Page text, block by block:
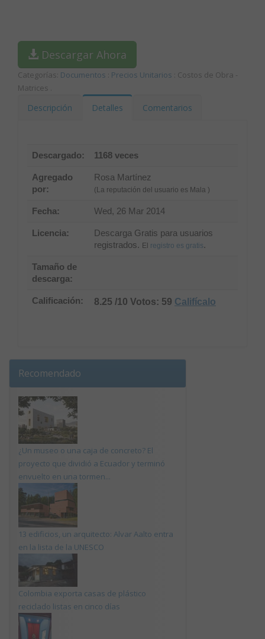
Descargar Ahora
Categorías: Documentos Precios Unitarios : Costos de Obra -
Matrices
Descripción Detalles Comentarios
Descargado: 1168 veces
Agregado
por:
Rosa Martínez
(La reputación del usuario es Mala )
Fecha: Wed, 26 Mar 2014
Licencia:
Descarga Gratis para usuarios
registrados. El registro es gratis.
Tamaño de
descarga:
Calificación: 8.25 /10 Votos: 59 Califícalo
Recomendado
¿Un museo o una caja de concreto? El
proyecto que dividió a Ecuador y terminó
envuelto en una tormen...
13 edificios, un arquitecto: Alvar Aalto entra
en la lista de la UNESCO
Colombia exporta casas de plástico
reciclado listas en cinco días